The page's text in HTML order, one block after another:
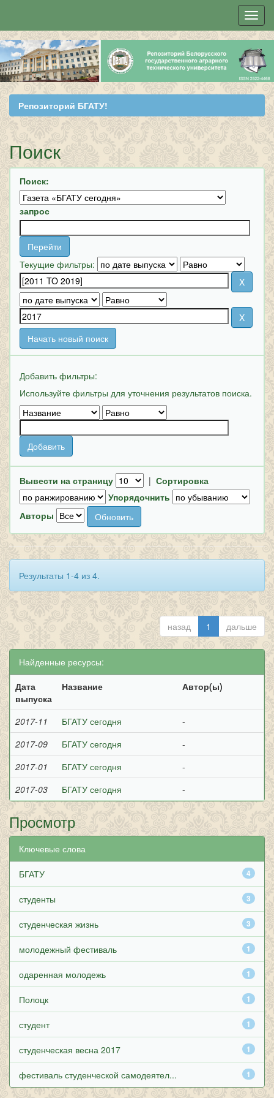
Skip
navigation
Репозиторий БГАТУ!
Поиск
Поиск:
запрос
Текущие фильтры:
Начать новый поиск
Добавить фильтры:
Используйте фильтры для уточнения результатов поиска.
Вывести на страницу | Сортировка
Упорядочнить
Авторы
Результаты 1-4 из 4.
назад 1 дальше
Найденные ресурсы:
Дата
выпуска
Название Автор(ы)
2017-11 БГАТУ сегодня
-
2017-09
БГАТУ сегодня
-
2017-01
БГАТУ сегодня
-
2017-03
БГАТУ сегодня -
Просмотр
Ключевые слова
4
БГАТУ
3
студенты
3
студенческая жизнь
1
молодежный фестиваль
1
одаренная молодежь
1
Полоцк
1
студент
1
студенческая весна 2017
1
фестиваль студенческой самодеятел...